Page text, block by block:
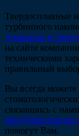
Твердосплавные
турбинного
Алмазные и
на сайте
техническими
правильный
Вы всегда
связавшись с
помогут Вам.